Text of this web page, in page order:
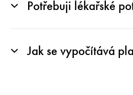
Potřebuji lékařské
Jak se vypočítává